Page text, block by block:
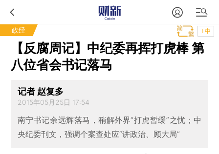
政经 T中
【反腐周记】中纪委再挥打虎棒 第
八位省会书记落马
记者 赵复多
2015年05月25日 17:54
南宁书记余远辉落马，稍解外界“打虎暂缓”之忧；中
央纪委刊文，强调个案查处应“讲政治、顾大局”